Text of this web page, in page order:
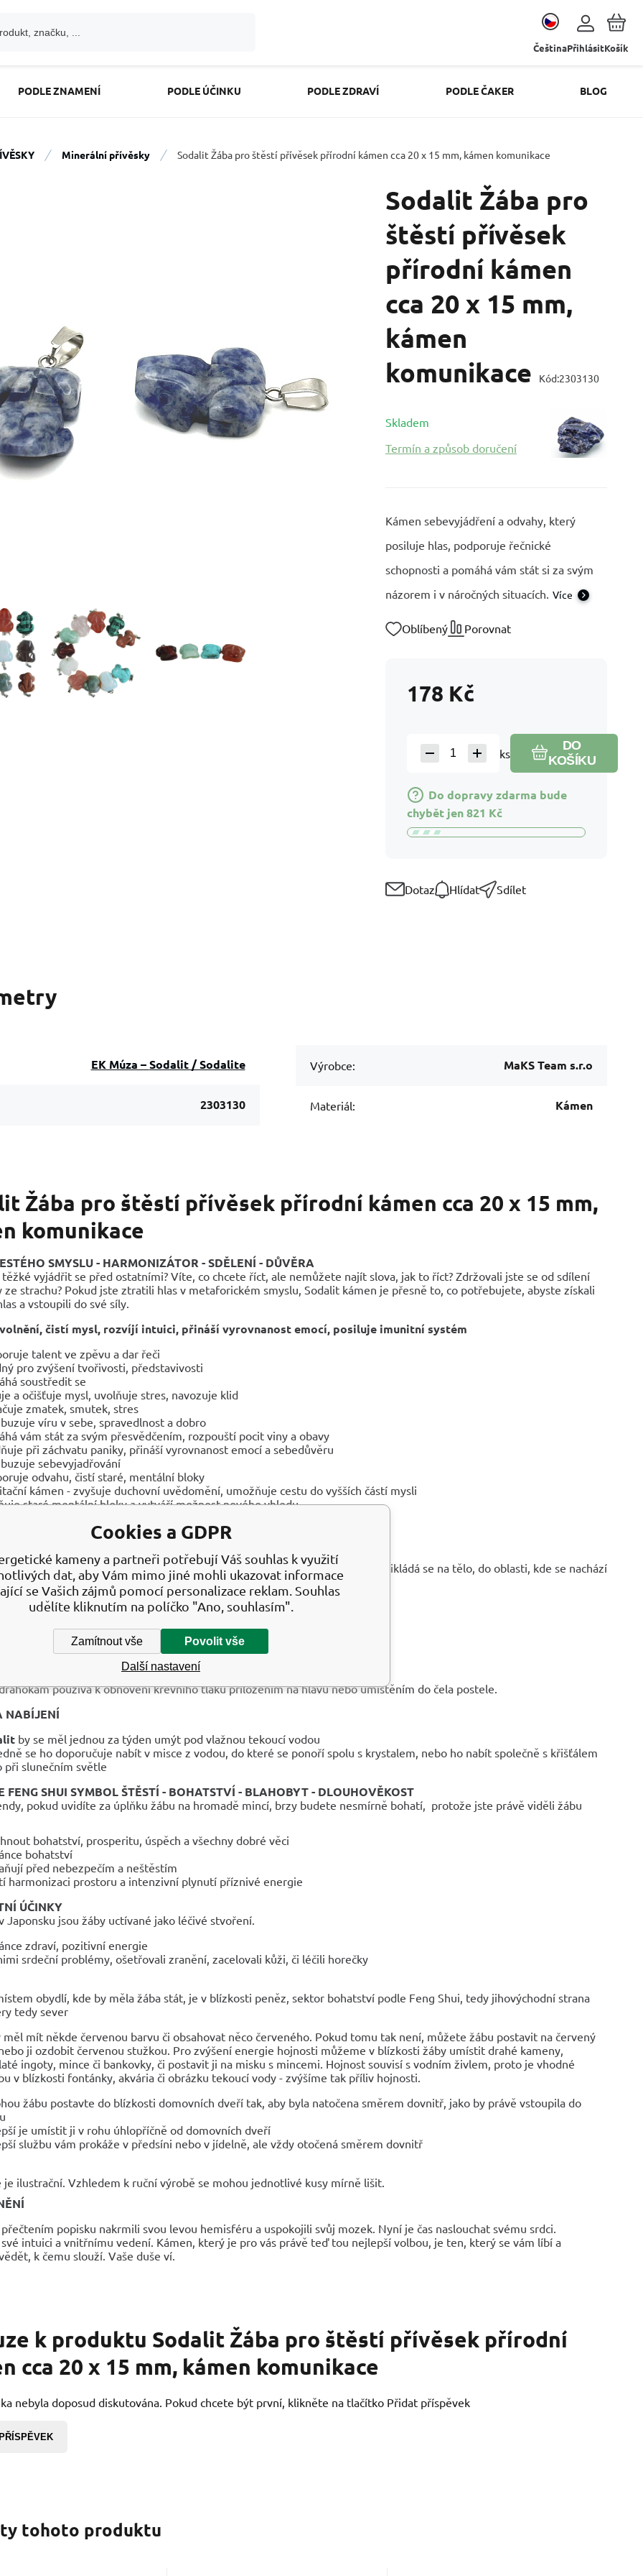
ČeštinaPřihlásitKošík
PODLE ZNAMENÍ PODLE ÚČINKU PODLE ZDRAVÍ PODLE ČAKER BLOG
Minerální přívěsky Sodalit Žába pro štěstí přívěsek přírodní kámen cca 20 x 15 mm, kámen komunikace
Sodalit Žába pro
štěstí přívěsek
přírodní kámen
cca 20 x 15 mm,
kámen
komunikace
Kód:2303130
Skladem
Termín a způsob doručení
Kámen sebevyjádření a odvahy, který
posiluje hlas, podporuje řečnické
schopnosti a pomáhá vám stát si za svým
názorem i v náročných situacích. Více
Oblíbený Porovnat
178 Kč
ks
DO
KOŠÍKU
Do dopravy zdarma bude
chybět jen821 Kč
Dotaz Hlídat Sdílet
EK Múza – Sodalit / Sodalite
2303130
Výrobce: MaKS Team s.r.o
Materiál: Kámen
Žába pro štěstí přívěsek přírodní kámen cca 20 x 15 mm,
komunikace
SMYSLU - HARMONIZÁTOR - SDĚLENÍ - DŮVĚRA
těžké vyjádřit se před ostatními? Víte, co chcete říct, ale nemůžete najít slova, jak to říct? Zdržovali jste se od sdílení
ze strachu? Pokud jste ztratili hlas v metaforickém smyslu, Sodalit kámen je přesně to, co potřebujete, abyste získali
a vstoupili do své síly.
čistí mysl, rozvíjí intuici, přináší vyrovnanost emocí, posiluje imunitní systém
talent ve zpěvu a dar řeči
pro zvýšení tvořivosti, představivosti
soustředit se
a očišťuje mysl, uvolňuje stres, navozuje klid
zmatek, smutek, stres
víru v sebe, spravedlnost a dobro
vám stát za svým přesvědčením, rozpouští pocit viny a obavy
při záchvatu paniky, přináší vyrovnanost emocí a sebedůvěru
sebevyjadřování
odvahu, čistí staré, mentální bloky
kámen - zvyšuje duchovní uvědomění, umožňuje cestu do vyšších částí mysli
staré mentální bloky a vytváří možnost nového vhledu
nervozitu, léčí nespavost
se při léčbě pacientů s rakovinou, k odstranění infekčních onemocnění, přikládá se na tělo, do oblasti, kde se nachází
orgán
vliv na činnost endokrinního a lymfatického systému
metabolismus
chorobě a posiluje kostní tkáň
krk, hlasivky a hrtan, pomáhá při ochraptělosti
používá k obnovení krevního tlaku přiložením na hlavu nebo umístěním do čela postele.
NABÍJENÍ
by se měl jednou za týden umýt pod vlažnou tekoucí vodou
se ho doporučuje nabít v misce z vodou, do které se ponoří spolu s krystalem, nebo ho nabít společně s křišťálem
při slunečním světle
FENG SHUI SYMBOL ŠTĚSTÍ - BOHATSTVÍ - BLAHOBYT - DLOUHOVĚKOST
pokud uvidíte za úplňku žábu na hromadě mincí, brzy budete nesmírně bohatí, protože jste právě viděli žábu
bohatství, prosperitu, úspěch a všechny dobré věci
bohatství
před nebezpečím a neštěstím
harmonizaci prostoru a intenzivní plynutí příznivé energie
ÚČINKY
Japonsku jsou žáby uctívané jako léčivé stvoření.
zdraví, pozitivní energie
srdeční problémy, ošetřovali zranění, zacelovali kůži, či léčili horečky
obydlí, kde by měla žába stát, je v blízkosti peněz, sektor bohatství podle Feng Shui, tedy jihovýchodní strana
tedy sever
měl mít někde červenou barvu či obsahovat něco červeného. Pokud tomu tak není, můžete žábu postavit na červený
ji ozdobit červenou stužkou. Pro zvýšení energie hojnosti můžeme v blízkosti žáby umístit drahé kameny,
ingoty, mince či bankovky, či postavit ji na misku s mincemi. Hojnost souvisí s vodním živlem, proto je vhodné
v blízkosti fontánky, akvária či obrázku tekoucí vody - zvýšíme tak příliv hojnosti.
žábu postavte do blízkosti domovních dveří tak, aby byla natočena směrem dovnitř, jako by právě vstoupila do
je umístit ji v rohu úhlopříčně od domovních dveří
službu vám prokáže v předsíni nebo v jídelně, ale vždy otočená směrem dovnitř
ilustrační. Vzhledem k ruční výrobě se mohou jednotlivé kusy mírně lišit.
popisku nakrmili svou levou hemisféru a uspokojili svůj mozek. Nyní je čas naslouchat svému srdci.
intuici a vnitřnímu vedení. Kámen, který je pro vás právě teď tou nejlepší volbou, je ten, který se vám líbí a
k čemu slouží. Vaše duše ví.
k produktu Sodalit Žába pro štěstí přívěsek přírodní
cca 20 x 15 mm, kámen komunikace
nebyla doposud diskutována. Pokud chcete být první, klikněte na tlačítko Přidat příspěvek
tohoto produktu
Cookies a GDPR
kameny a partneři potřebují Váš souhlas k využití
dat, aby Vám mimo jiné mohli ukazovat informace
se Vašich zájmů pomocí personalizace reklam. Souhlas
udělíte kliknutím na políčko "Ano, souhlasím".
Zamítnout vše Povolit vše
Další nastavení